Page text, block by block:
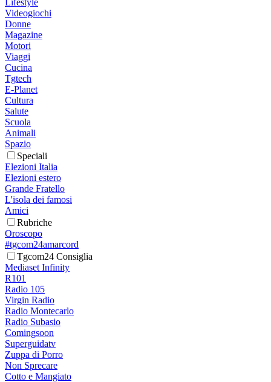
Videogiochi
Donne
Magazine
Motori
Viaggi
Cucina
Tgtech
E-Planet
Cultura
Salute
Scuola
Animali
Spazio
Speciali
Elezioni Italia
Elezioni estero
Grande Fratello
L'isola dei famosi
Amici
Rubriche
Oroscopo
#tgcom24amarcord
Tgcom24 Consiglia
Mediaset Infinity
R101
Radio 105
Virgin Radio
Radio Montecarlo
Radio Subasio
Comingsoon
Superguidatv
Zuppa di Porro
Non Sprecare
Cotto e Mangiato